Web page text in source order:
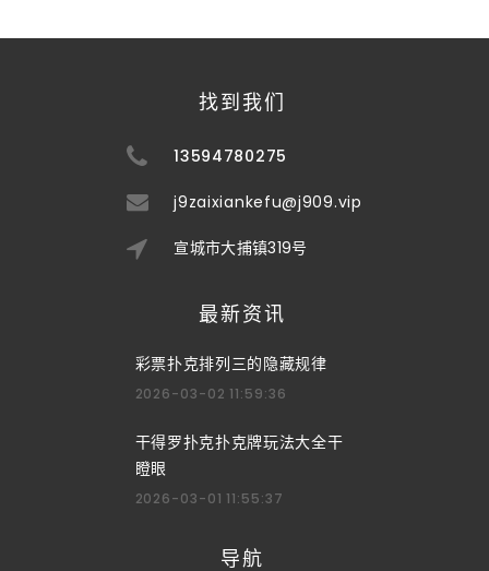
找到我们
13594780275
j9zaixiankefu@j909.vip
宣城市大捕镇319号
最新资讯
彩票扑克排列三的隐藏规律
2026-03-02 11:59:36
干得罗扑克扑克牌玩法大全干
瞪眼
2026-03-01 11:55:37
导航